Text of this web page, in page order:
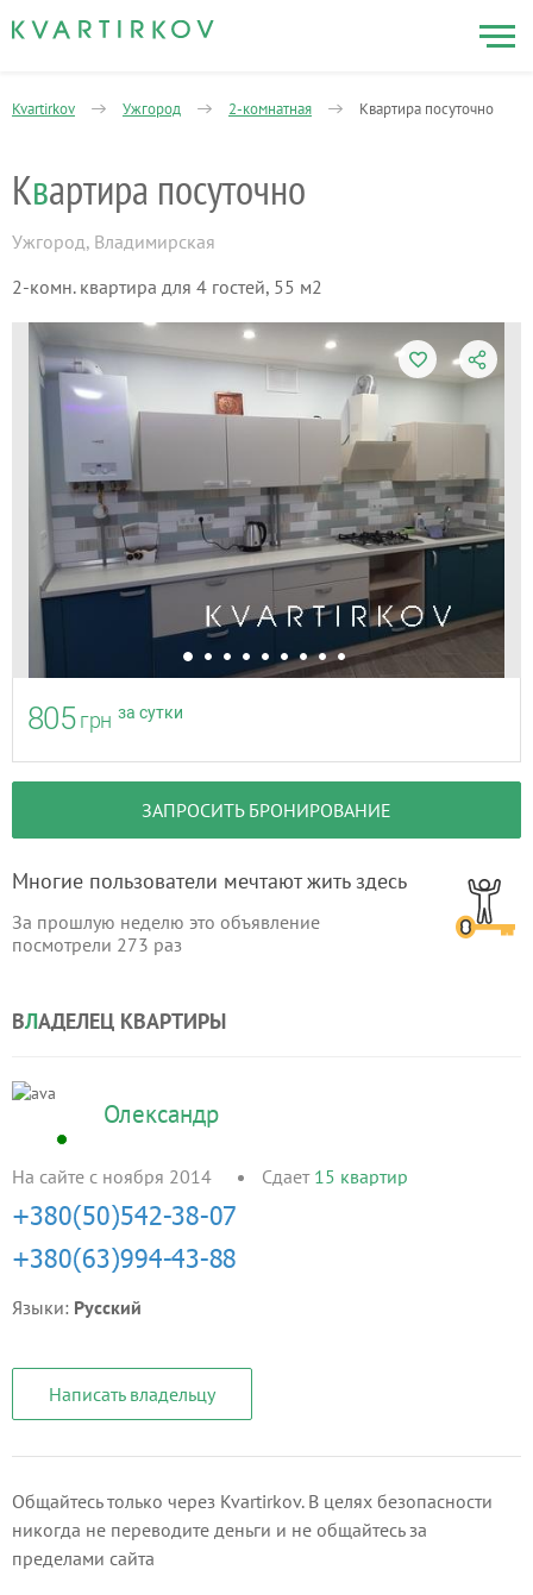
Kvartirkov Ужгород 2-комнатная Квартира посуточно
Квартира посуточно
Ужгород, Владимирская
2-комн. квартира для 4 гостей, 55 м2
805 грн за сутки
ЗАПРОСИТЬ БРОНИРОВАНИЕ
Многие пользователи мечтают жить здесь
За прошлую неделю это объявление
посмотрели 273 раз
ВЛАДЕЛЕЦ КВАРТИРЫ
Олександр
На сайте с ноября 2014 Сдает 15 квартир
Языки: Русский
Написать владельцу
Общайтесь только через Kvartirkov. В целях безопасности
никогда не переводите деньги и не общайтесь за
пределами сайта